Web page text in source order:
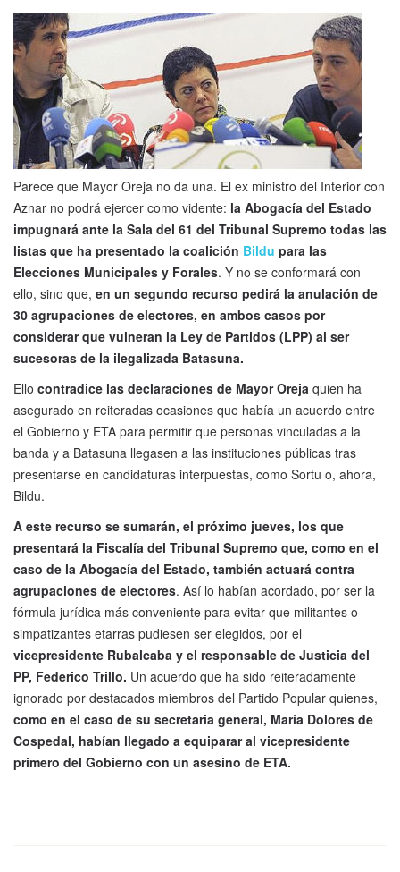
Parece que Mayor Oreja no da una. El ex ministro del Interior con
Aznar no podrá ejercer como vidente: la Abogacía del Estado
impugnará ante la Sala del 61 del Tribunal Supremo todas las
listas que ha presentado la coalición Bildu para las
Elecciones Municipales y Forales. Y no se conformará con
ello, sino que, en un segundo recurso pedirá la anulación de
30 agrupaciones de electores, en ambos casos por
considerar que vulneran la Ley de Partidos (LPP) al ser
sucesoras de la ilegalizada Batasuna.
Ello contradice las declaraciones de Mayor Oreja quien ha
asegurado en reiteradas ocasiones que había un acuerdo entre
el Gobierno y ETA para permitir que personas vinculadas a la
banda y a Batasuna llegasen a las instituciones públicas tras
presentarse en candidaturas interpuestas, como Sortu o, ahora,
Bildu.
A este recurso se sumarán, el próximo jueves, los que
presentará la Fiscalía del Tribunal Supremo que, como en el
caso de la Abogacía del Estado, también actuará contra
agrupaciones de electores. Así lo habían acordado, por ser la
fórmula jurídica más conveniente para evitar que militantes o
simpatizantes etarras pudiesen ser elegidos, por el
vicepresidente Rubalcaba y el responsable de Justicia del
PP, Federico Trillo. Un acuerdo que ha sido reiteradamente
ignorado por destacados miembros del Partido Popular quienes,
como en el caso de su secretaria general, María Dolores de
Cospedal, habían llegado a equiparar al vicepresidente
primero del Gobierno con un asesino de ETA.